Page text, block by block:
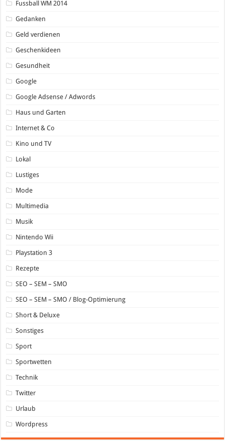
Fussball WM 2014
Gedanken
Geld verdienen
Geschenkideen
Gesundheit
Google
Google Adsense / Adwords
Haus und Garten
Internet & Co
Kino und TV
Lokal
Lustiges
Mode
Multimedia
Musik
Nintendo Wii
Playstation 3
Rezepte
SEO – SEM – SMO
SEO – SEM – SMO / Blog-Optimierung
Short & Deluxe
Sonstiges
Sport
Sportwetten
Technik
Twitter
Urlaub
Wordpress